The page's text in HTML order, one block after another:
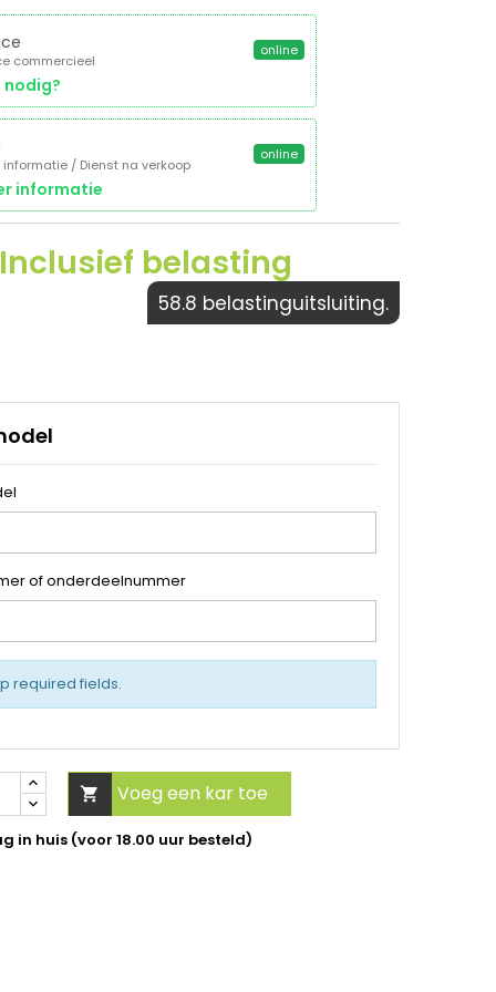
commercieel
nodig?
online
informatie / Dienst na verkoop
informatie
online
belasting
58.8 belastinguitsluiting.
of onderdeelnummer
required fields.
 Voeg een kar toe
in huis (voor 18.00 uur besteld)